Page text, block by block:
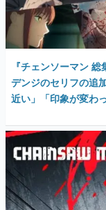
『チェンソーマン
デンジのセリフの追
近い」「印象が変わ